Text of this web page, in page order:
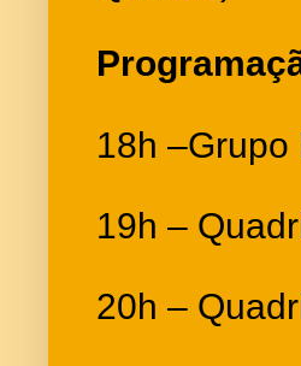
18h –Grupo
19h –
20h –